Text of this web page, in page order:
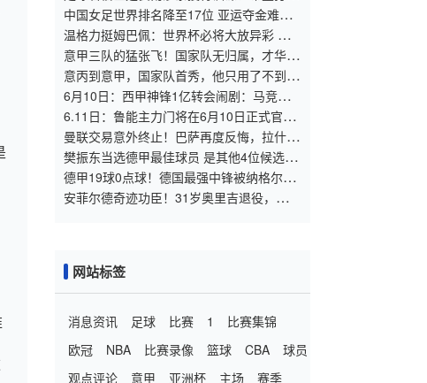
国家级女足中心
中国女足世界排名降至17位 亚运夺金难度
低于亚洲杯
温格力挺姆巴佩：世界杯必将大放异彩 质
疑声实为皇马实力不足背锅
意甲三队的猛张飞！国家队无归属，才华被
辜负！
意丙到意甲，国家队首秀，他只用了不到一
年！20岁妖星达加索：保级、幻想足球，还
有莫德里奇！
6月10日：西甲神锋1亿转会闹剧：马竞死
活不放人，巴萨真能捡漏成功？
6.11日：鲁能主力门将在6月10日正式官宣
离队转会！新东家将是德甲升班马沙尔克04
曼联交易意外终止！巴萨再度反悔，拉什福
德或将回归，剧情堪称魔幻
樊振东当选德甲最佳球员 是其他4位候选人
总和的13倍
德甲19球0点球！德国最强中锋被纳格尔斯
曼冷藏一年，友谊赛打脸
安菲尔德奇迹功臣！31岁奥里吉退役，如此
网站标签
消息资讯 足球 比赛 1
比赛集锦
欧冠
NBA 比赛录像 篮球 CBA
球员
观点评论
意甲 亚洲杯 主场
赛季